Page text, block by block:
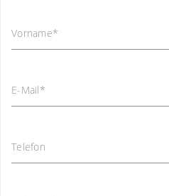
Vorname*
E-Mail*
Telefon